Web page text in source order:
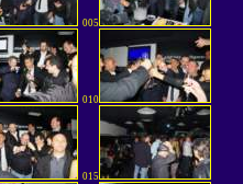
005
010
015